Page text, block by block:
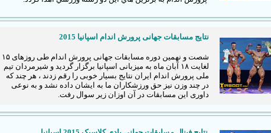
نتایج مسابقات جهانی پرورش اندام اسپانیا 2015
شصت و نهمین دوره مسابقات جهانی پرورش اندام طی روزهای ۱۵
لغایت ۱۸ آبان ماه به میزبانی اسپانیا برگزار گردید و شیرمردان تیم
ملی پرورش اندام ایران نتایج بسیار خوبی را رقم زدند ، هر چند که
در چند وزن نیز حق ورزشکاران ما به ایشان داده نشد و به نوعی
داوری این مسابقات در آن اوزان زیر سوال رفت.